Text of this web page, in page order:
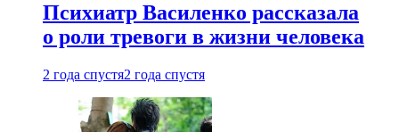
Психиатр Василенко рассказала
о роли тревоги в жизни человека
2 года спустя2 года спустя